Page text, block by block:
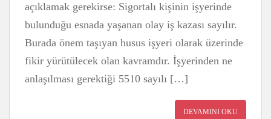
açıklamak gerekirse: Sigortalı kişinin işyerinde
bulunduğu esnada yaşanan olay iş kazası sayılır.
Burada önem taşıyan husus işyeri olarak üzerinde
fikir yürütülecek olan kavramdır. İşyerinden ne
anlaşılması gerektiği 5510 sayılı […]
DEVAMINI OKU